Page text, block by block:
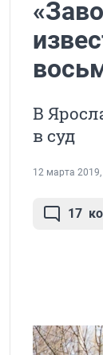
В
в суд
12 марта
17